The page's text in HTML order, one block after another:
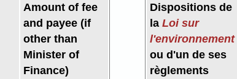
Amount of fee
and payee (if
other than
Minister of
Finance)
Dispositions de
la Loi sur
l'environnement
ou d'un de ses
règlements